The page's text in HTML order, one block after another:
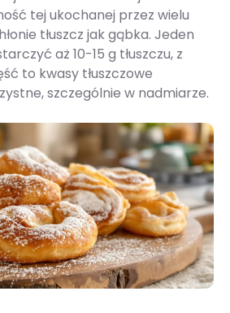
tej ukochanej przez wielu
tłuszcz jak gąbka. Jeden
aż 10-15 g tłuszczu, z
to kwasy tłuszczowe
szczególnie w nadmiarze.